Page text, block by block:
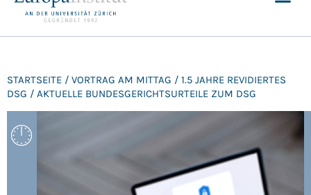
STARTSEITE / VORTRAG AM MITTAG / 1.5 JAHRE REVIDIERTES
DSG / AKTUELLE BUNDESGERICHTS­URTEILE ZUM DSG